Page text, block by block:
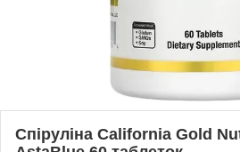
Спіруліна California Gold